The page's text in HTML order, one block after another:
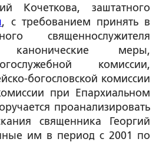
Кочеткова, заштатного
, с требованием принять в
священнослужителя
канонические меры,
комиссии,
богословской комиссии
при Епархиальном
проанализировать
священника Георгий
им в период с 2001 по